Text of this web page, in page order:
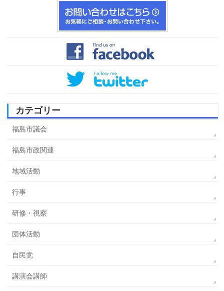
カテゴリー
福島市議会
福島市政関連
地域活動
行事
研修・視察
団体活動
自民党
講演会講師